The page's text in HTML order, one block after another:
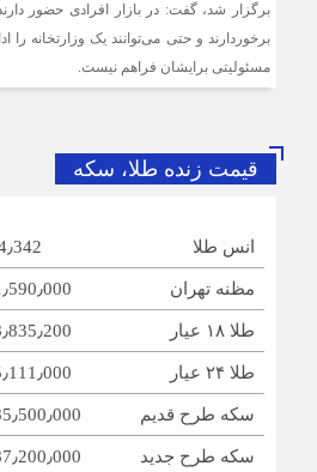
فریب قیمت‌های پایین گوشی را نخورید/
مردم و فعالان قانونمند بازار با افزایش
داد
پیام رئیس اتاق اصناف تهران به
رئیس اتاق اصناف تهران و مدیرکل تامین
بزرگ دیدار کردند
ثبت قیمت کالا و خدمات در سامانه ۱۲۴ الزامی است
برگزار شد، گفت: در بازار افرادی حضور
برخوردارند و حتی می‌توانند یک وزارتخانه
مسئولیتی برایشان فراهم نیست.
قیمت زنده طلا، سکه
انس طلا $ 4٫342
مظنه تهران
طلا ۱۸ عیار
طلا ۲۴ عیار
سکه طرح قدیم
سکه طرح جدید